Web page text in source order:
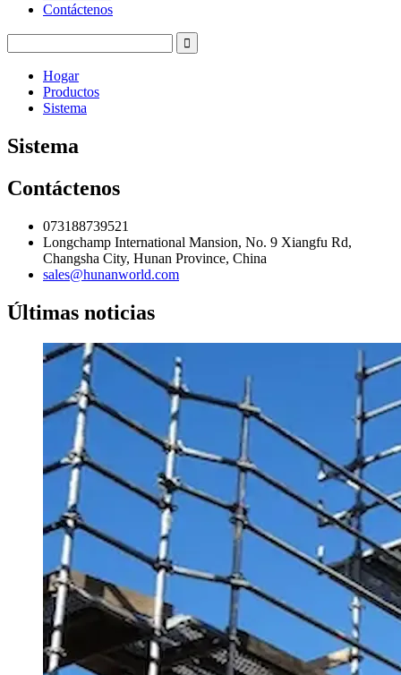
Contáctenos
Hogar
Productos
Sistema
Sistema
Contáctenos
073188739521
Longchamp International Mansion, No. 9 Xiangfu Rd,
Changsha City, Hunan Province, China
sales@hunanworld.com
Últimas noticias